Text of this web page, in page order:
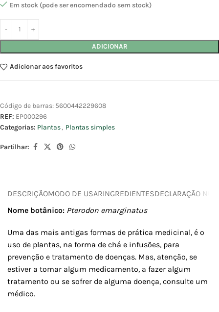
Em stock (pode ser encomendado sem stock)
ADICIONAR
Adicionar aos favoritos
Código de barras: 5600442229608
REF: EP000296
Categorias: Plantas, Plantas simples
Partilhar:
DESCRIÇÃOMODO DE USARINGREDIENTESDECLARAÇÃO
Nome botânico: Pterodon emarginatus
Uma das mais antigas formas de prática medicinal, é o
uso de plantas, na forma de chá e infusões, para
prevenção e tratamento de doenças. Mas, atenção, se
estiver a tomar algum medicamento, a fazer algum
tratamento ou se sofrer de alguma doença, consulte um
médico.